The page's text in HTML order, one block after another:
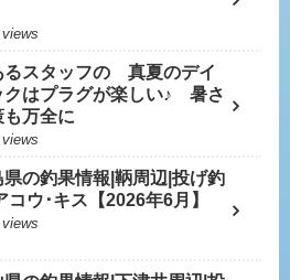
るスタッフの 真夏のデイ
クはプラグが楽しい♪ 暑さ
も万全に
県の釣果情報|鞆周辺|投げ釣
コウ･キス【2026年6月】